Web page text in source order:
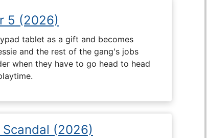
5 (2026)
tablet as a gift and becomes
and the rest of the gang's jobs
when they have to go head to head
(2026)